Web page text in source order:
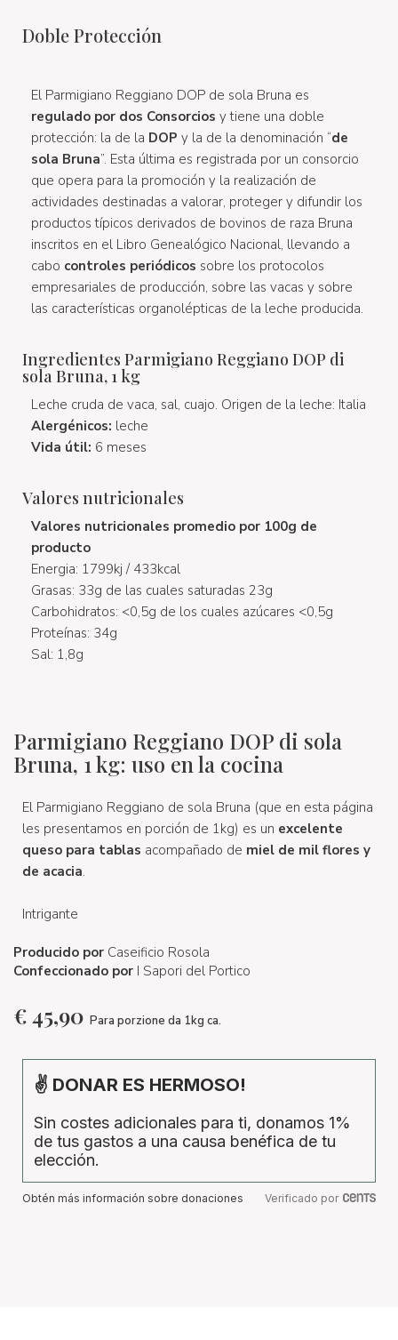
Doble Protección
El Parmigiano Reggiano DOP de sola Bruna es
regulado por dos Consorcios y tiene una doble
protección: la de la DOP y la de la denominación “de
sola Bruna”. Esta última es registrada por un consorcio
que opera para la promoción y la realización de
actividades destinadas a valorar, proteger y difundir los
productos típicos derivados de bovinos de raza Bruna
inscritos en el Libro Genealógico Nacional, llevando a
cabo controles periódicos sobre los protocolos
empresariales de producción, sobre las vacas y sobre
las características organolépticas de la leche producida.
Ingredientes Parmigiano Reggiano DOP di
sola Bruna, 1 kg
Leche cruda de vaca, sal, cuajo. Origen de la leche: Italia
Alergénicos: leche
Vida útil: 6 meses
Valores nutricionales
Valores nutricionales promedio por 100g de
producto
Energia: 1799kj / 433kcal
Grasas: 33g de las cuales saturadas 23g
Carbohidratos: <0,5g de los cuales azúcares <0,5g
Proteínas: 34g
Sal: 1,8g
Parmigiano Reggiano DOP di sola
Bruna, 1 kg: uso en la cocina
El Parmigiano Reggiano de sola Bruna (que en esta página
les presentamos en porción de 1kg) es un excelente
queso para tablas acompañado de miel de mil flores y
de acacia.
Intrigante
Producido por Caseificio Rosola
Confeccionado por I Sapori del Portico
€ 45,90 Para porzione da 1kg ca.
✌ DONAR ES HERMOSO!
Sin costes adicionales para ti, donamos 1%
de tus gastos a una causa benéfica de tu
elección.
Obtén más información sobre donaciones Verificado por